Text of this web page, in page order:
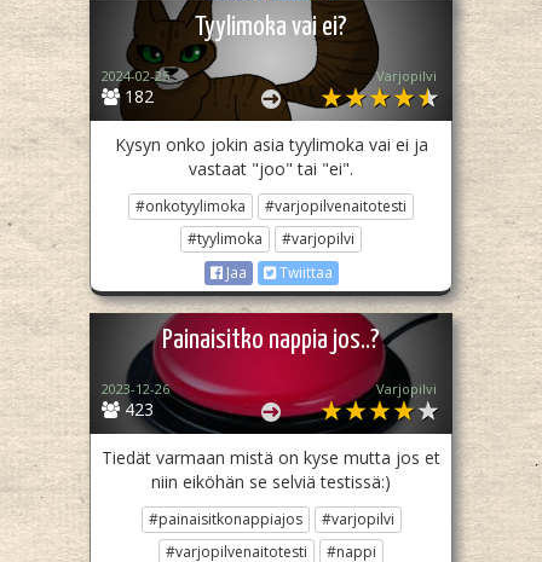
Tyylimoka vai ei?
182
2024-02-25 Varjopilvi
Kysyn onko jokin asia tyylimoka vai ei ja
vastaat "joo" tai "ei".
#onkotyylimoka
#varjopilvenaitotesti
#tyylimoka
#varjopilvi
Jaa
Twiittaa
Painaisitko nappia jos..?
423
2023-12-26 Varjopilvi
Tiedät varmaan mistä on kyse mutta jos et
niin eiköhän se selviä testissä:)
#painaisitkonappiajos
#varjopilvi
#varjopilvenaitotesti
#nappi